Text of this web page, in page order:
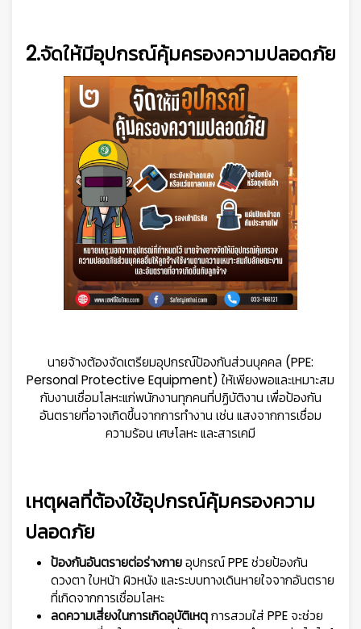
2.จัดให้มีอุปกรณ์คุ้มครองความปลอดภัย
นายจ้างต้องจัดเตรียมอุปกรณ์ป้องกันส่วนบุคคล (PPE:
Personal Protective Equipment) ให้เพียงพอและเหมาะสม
กับงานเชื่อมโลหะแก่พนักงานทุกคนที่ปฏิบัติงาน เพื่อป้องกัน
อันตรายที่อาจเกิดขึ้นจากการทำงาน เช่น แสงจากการเชื่อม
ความร้อน เศษโลหะ และสารเคมี
เหตุผลที่ต้องใช้อุปกรณ์คุ้มครองความ
ปลอดภัย
ป้องกันอันตรายต่อร่างกายอุปกรณ์ PPE ช่วยป้องกัน
ดวงตา ใบหน้า ผิวหนัง และระบบทางเดินหายใจจากอันตราย
ที่เกิดจากการเชื่อมโลหะ
ลดความเสี่ยงในการเกิดอุบัติเหตุการสวมใส่ PPE จะช่วย